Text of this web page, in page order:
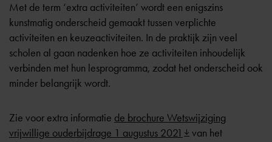
Met de term ‘extra activiteiten’ wordt een enigszins
kunstmatig onderscheid gemaakt tussen verplichte
activiteiten en keuzeactiviteiten. In de praktijk zijn veel
scholen al gaan nadenken hoe ze activiteiten inhoudelijk
verbinden met hun lesprogramma, zodat het onderscheid ook
minder belangrijk wordt.
Zie voor extra informatie de brochure Wetswijziging
vrijwillige ouderbijdrage 1 augustus 2021
van het